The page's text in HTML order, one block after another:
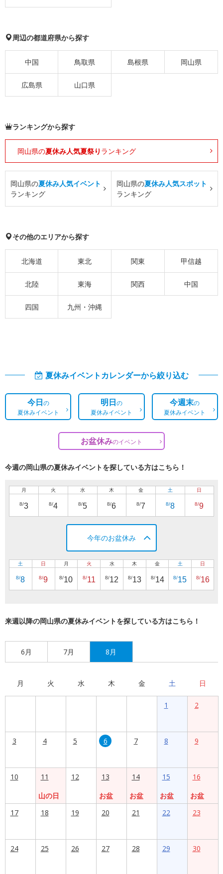
周辺の都道府県から探す
中国 鳥取県 島根県 岡山県
広島県 山口県
ランキングから探す
岡山県の夏休み人気夏祭り ランキング
岡山県の夏休み人気イベント
ランキング
岡山県の夏休み人気スポット
ランキング
その他のエリアから探す
北海道 東北 関東 甲信越
北陸 東海 関西 中国
四国 九州・沖縄
夏休みイベントカレンダーから絞り込む
今日の
夏休みイベント
明日の
夏休みイベント
今週末の
夏休みイベント
お盆休みのイベント
今週の岡山県の夏休みイベントを探している方はこちら！
月
8/3
火
8/4
水
8/5
木
8/6
金
8/7
土
8/8
日
8/9
今年のお盆休み
土
8/8
日
8/9
月
8/10
火
8/11
水
8/12
木
8/13
金
8/14
土
8/15
日
8/16
来週以降の岡山県の夏休みイベントを探している方はこちら！
6月 7月 8月
月 火 水 木 金 土 日
1 2
3 4 5 6 7 8 9
10
11
山の日
12
13
お盆
14
お盆
15
お盆
16
お盆
17
18 19 20 21 22 23
24 25 26 27 28 29 30